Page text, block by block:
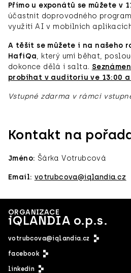
Přímo u exponátů se můžete v
účastnit doprovodného
využití AI v mobilních
A těšit se můžete i na našeho
HafiQa, který umí běhat,
dokonce dělá i salta.
probíhat v auditoriu ve 13:00 a
Vstupné zdarma v rámci
Kontakt na
Jméno: Šárka Votrubcová
Email: votrubcova@iqlandia.cz
ORGANIZACE
iQLANDIA o.p.s.
votrubcova@iqlandia.cz
facebook
linkedin